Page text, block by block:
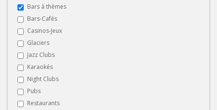
Bars à thèmes
Bars-Cafés
Casinos-Jeux
Glaciers
Jazz Clubs
Karaokés
Night Clubs
Pubs
Restaurants